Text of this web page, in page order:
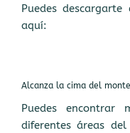
Puedes
aquí:
Alcanza la cima del
Puedes encontrar
diferentes áreas